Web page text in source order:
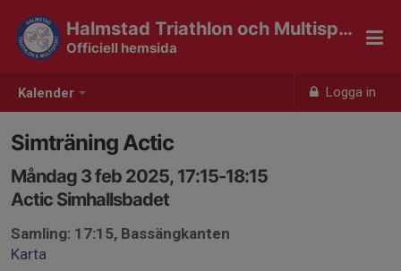
Kalender Logga in
Halmstad Triathlon och Multisport
Officiell hemsida
Simträning Actic
Måndag 3 feb 2025, 17:15-18:15
Actic Simhallsbadet
Samling: 17:15, Bassängkanten
Karta